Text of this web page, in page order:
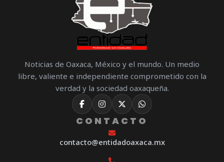
Noticias de Oaxaca, México y el mundo. Un medio
libre, valiente e independiente comprometido con la
verdad y la sociedad oaxaqueña.
CONTACTO
contacto@entidadoaxaca.mx